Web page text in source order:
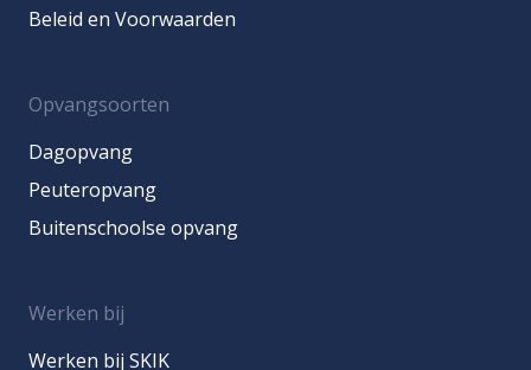
Beleid en Voorwaarden
Opvangsoorten
Dagopvang
Peuteropvang
Buitenschoolse opvang
Werken bij
Werken bij SKIK